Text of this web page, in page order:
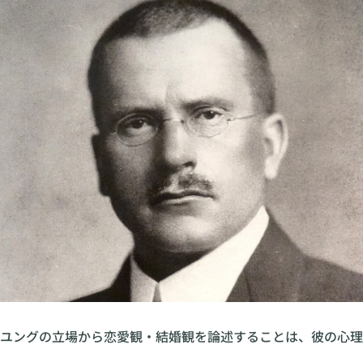
ユングの立場から恋愛観・結婚観を論述することは、彼の心理